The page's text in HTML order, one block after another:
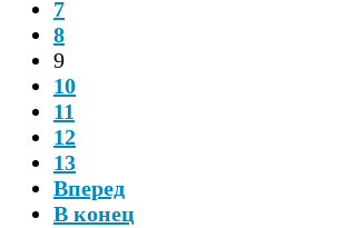
7
8
9
10
11
12
13
Вперед
В конец